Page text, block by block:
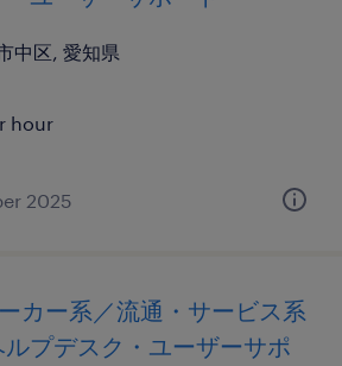
中区, 愛知県
hour
2025
カー系／流通・サービス系
プデスク・ユーザーサポ